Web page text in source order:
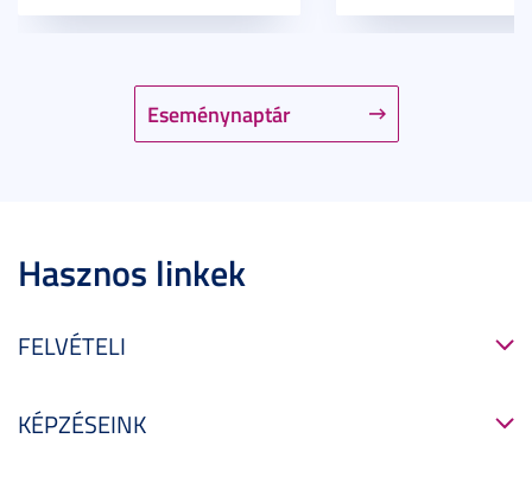
Eseménynaptár
Hasznos linkek
FELVÉTELI
KÉPZÉSEINK